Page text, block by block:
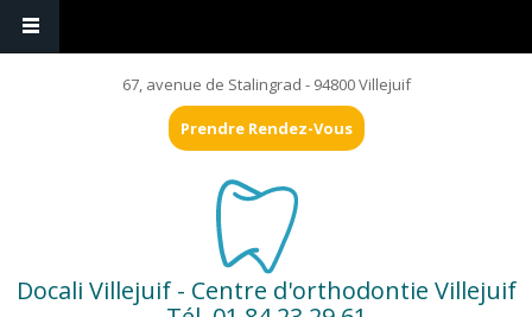
67, avenue de Stalingrad - 94800 Villejuif
Prendre Rendez-Vous
Docali Villejuif - Centre d'orthodontie Villejuif